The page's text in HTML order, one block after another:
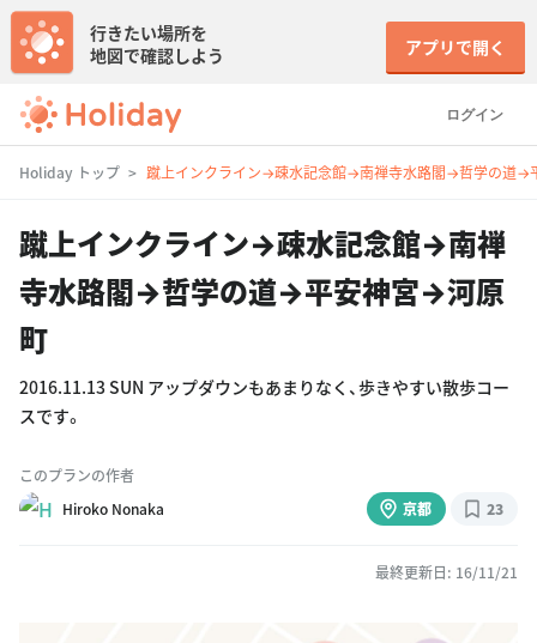
ログイン
行きたい場所を
地図で確認しよう
アプリで開く
Holiday トップ 蹴上インクライン→疎水記念館→南禅寺水路閣→哲学の道→
蹴上インクライン→疎水記念館→南禅
寺水路閣→哲学の道→平安神宮→河原
町
2016.11.13 SUN アップダウンもあまりなく、歩きやすい散歩コー
スです。
このプランの作者
Hiroko Nonaka
京都 23
最終更新日: 16/11/21